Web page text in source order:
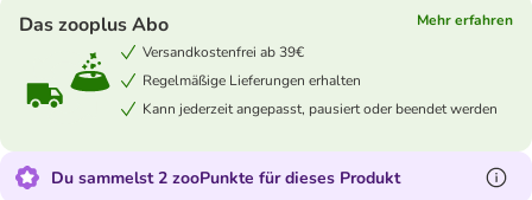
Das zooplus Abo
Mehr erfahren
Versandkostenfrei ab 39€
Regelmäßige Lieferungen erhalten
Kann jederzeit angepasst, pausiert oder beendet werden
Du sammelst 2 zooPunkte für dieses Produkt